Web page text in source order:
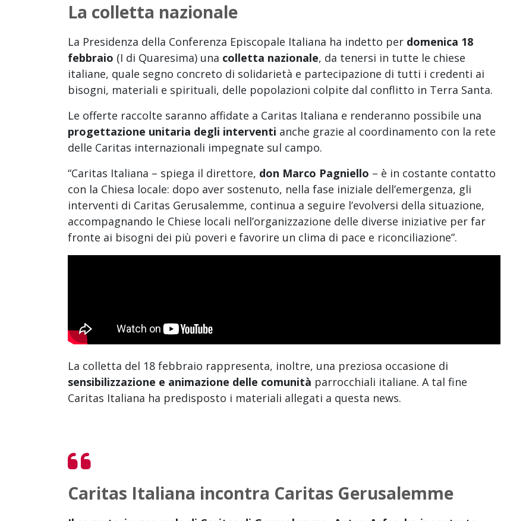
La colletta nazionale
La Presidenza della Conferenza Episcopale Italiana ha indetto per domenica 18
febbraio (I di Quaresima) una colletta nazionale, da tenersi in tutte le chiese
italiane, quale segno concreto di solidarietà e partecipazione di tutti i credenti ai
bisogni, materiali e spirituali, delle popolazioni colpite dal conflitto in Terra Santa.
Le offerte raccolte saranno affidate a Caritas Italiana e renderanno possibile una
progettazione unitaria degli interventi anche grazie al coordinamento con la rete
delle Caritas internazionali impegnate sul campo.
“Caritas Italiana – spiega il direttore, don Marco Pagniello – è in costante contatto
con la Chiesa locale: dopo aver sostenuto, nella fase iniziale dell’emergenza, gli
interventi di Caritas Gerusalemme, continua a seguire l’evolversi della situazione,
accompagnando le Chiese locali nell’organizzazione delle diverse iniziative per far
fronte ai bisogni dei più poveri e favorire un clima di pace e riconciliazione”.
La colletta del 18 febbraio rappresenta, inoltre, una preziosa occasione di
sensibilizzazione e animazione delle comunità parrocchiali italiane. A tal fine
Caritas Italiana ha predisposto i materiali allegati a questa news.
Caritas Italiana incontra Caritas Gerusalemme